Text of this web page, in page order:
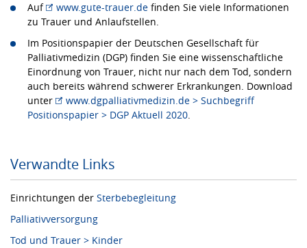
Auf
www.gute-trauer.de finden Sie viele Informationen
zu Trauer und Anlaufstellen.
Im Positionspapier der Deutschen Gesellschaft für
Palliativmedizin (DGP) finden Sie eine wissenschaftliche
Einordnung von Trauer, nicht nur nach dem Tod, sondern
auch bereits während schwerer Erkrankungen. Download
unter
www.dgpalliativmedizin.de > Suchbegriff
Positionspapier > DGP Aktuell 2020.
Verwandte Links
Einrichtungen der Sterbebegleitung
Palliativversorgung
Tod und Trauer > Kinder